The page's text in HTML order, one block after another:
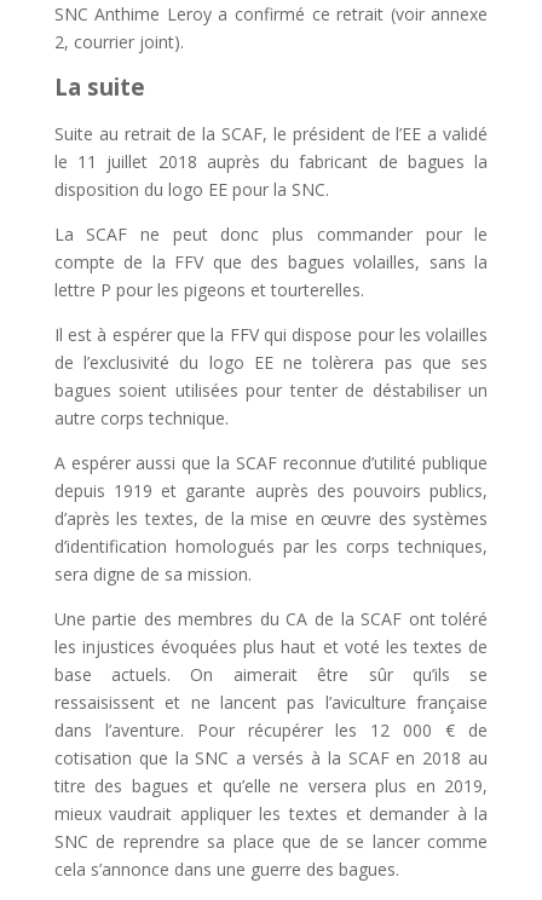
SNC Anthime Leroy a confirmé ce retrait (voir annexe
2, courrier joint).
La suite
Suite au retrait de la SCAF, le président de l’EE a validé
le 11 juillet 2018 auprès du fabricant de bagues la
disposition du logo EE pour la SNC.
La SCAF ne peut donc plus commander pour le
compte de la FFV que des bagues volailles, sans la
lettre P pour les pigeons et tourterelles.
Il est à espérer que la FFV qui dispose pour les volailles
de l’exclusivité du logo EE ne tolèrera pas que ses
bagues soient utilisées pour tenter de déstabiliser un
autre corps technique.
A espérer aussi que la SCAF reconnue d’utilité publique
depuis 1919 et garante auprès des pouvoirs publics,
d’après les textes, de la mise en œuvre des systèmes
d’identification homologués par les corps techniques,
sera digne de sa mission.
Une partie des membres du CA de la SCAF ont toléré
les injustices évoquées plus haut et voté les textes de
base actuels. On aimerait être sûr qu’ils se
ressaisissent et ne lancent pas l’aviculture française
dans l’aventure. Pour récupérer les 12 000 € de
cotisation que la SNC a versés à la SCAF en 2018 au
titre des bagues et qu’elle ne versera plus en 2019,
mieux vaudrait appliquer les textes et demander à la
SNC de reprendre sa place que de se lancer comme
cela s’annonce dans une guerre des bagues.